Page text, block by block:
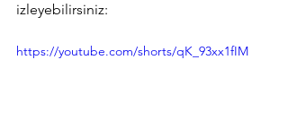
izleyebilirsiniz:
https://youtube.com/shorts/qK_93xx1fIM